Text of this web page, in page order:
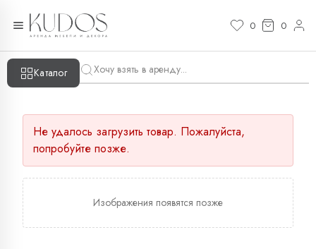
0 0
Каталог
Не удалось загрузить товар. Пожалуйста,
попробуйте позже.
Изображения появятся позже